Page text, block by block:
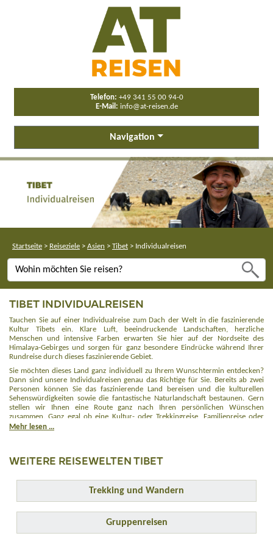
Telefon: +49 341 55 00 94-0
E-Mail: info@at-reisen.de
Navigation
Startseite > Reiseziele > Asien > Tibet > Individualreisen
TIBET INDIVIDUALREISEN
Tauchen Sie auf einer Individualreise zum Dach der Welt in die faszinierende
Kultur Tibets ein. Klare Luft, beeindruckende Landschaften, herzliche
Menschen und intensive Farben erwarten Sie hier auf der Nordseite des
Himalaya-Gebirges und sorgen für ganz besondere Eindrücke während Ihrer
Rundreise durch dieses faszinierende Gebiet.
Sie möchten dieses Land ganz individuell zu Ihrem Wunschtermin entdecken?
Dann sind unsere Individualreisen genau das Richtige für Sie. Bereits ab zwei
Personen können Sie das faszinierende Land bereisen und die kulturellen
Sehenswürdigkeiten sowie die fantastische Naturlandschaft bestaunen. Gern
stellen wir Ihnen eine Route ganz nach Ihren persönlichen Wünschen
zusammen. Ganz egal ob eine Kultur- oder Trekkingreise, Familienreise oder
Expedition – wir erfüllen Ihre persönlichen Wünsche. Teilen Sie uns gern Ihre
unserer Gruppenreisen zusagt, aber kein passender Gruppentermin dabei ist,
dann sprechen Sie uns an. Fast alle Gruppenreisen werden auch als
Individualreisen durchgeführt. Voraussetzung ist eine Mindestteilnehmerzahl
von 2 Personen.
Individualreise in Tibetwerden Ihre Sinne geschärft. Freuen Sie
Mehr lesen ...
WEITERE REISEWELTEN TIBET
Trekking und Wandern
Gruppenreisen